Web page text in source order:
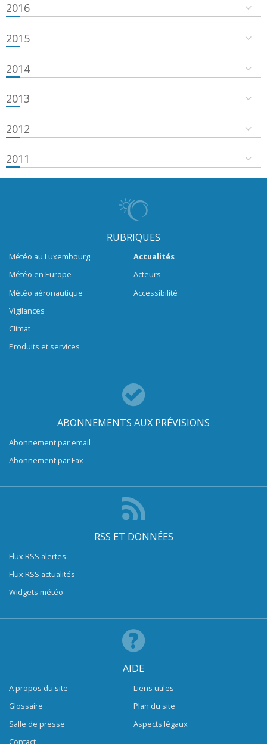
2016
2015
2014
2013
2012
2011
RUBRIQUES
Météo au Luxembourg
Météo en Europe
Météo aéronautique
Vigilances
Climat
Produits et services
Actualités
Acteurs
Accessibilité
ABONNEMENTS AUX PRÉVISIONS
Abonnement par email
Abonnement par Fax
RSS ET DONNÉES
Flux RSS alertes
Flux RSS actualités
Widgets météo
AIDE
A propos du site
Glossaire
Salle de presse
Contact
Liens utiles
Plan du site
Aspects légaux